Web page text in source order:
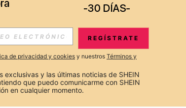
PROMOCIONES Y NOTICIAS DE SHEIN
Suscribir
REGÍSTRATE
de privacidad y cookies y nuestros Términos y
exclusivas y las últimas noticias de SHEIN
que puedo comunicarme con SHEIN
en cualquier momento.